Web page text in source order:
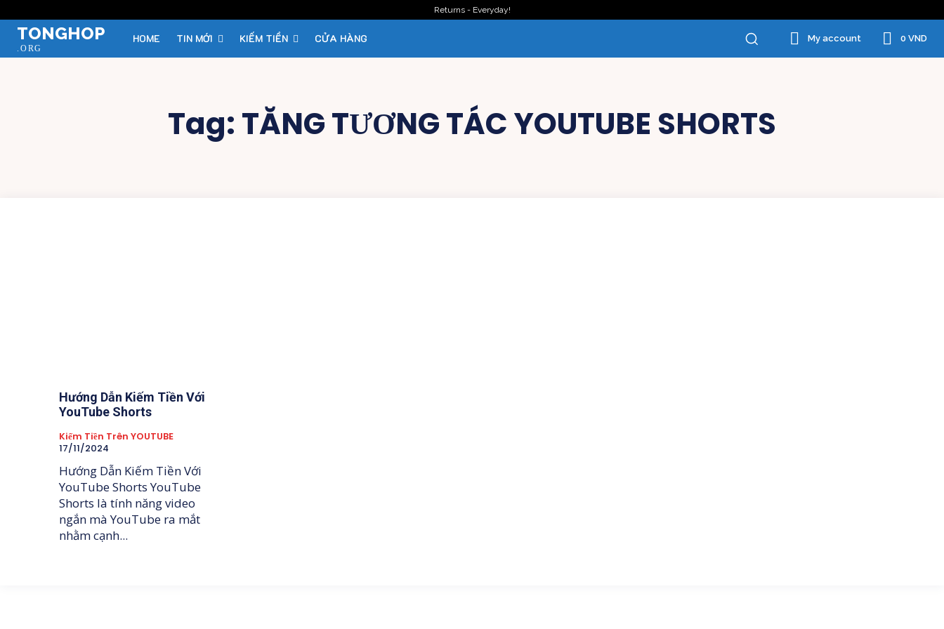
Returns - Everyday!
TONGHOP
.ORG
HOME TIN MỚI KIẾM TIỀN CỬA HÀNG My account 0 VND
Tag: TĂNG TƯƠNG TÁC YOUTUBE SHORTS
Hướng Dẫn Kiếm Tiền Với
YouTube Shorts
Kiếm Tiền Trên YOUTUBE
17/11/2024
Hướng Dẫn Kiếm Tiền Với
YouTube Shorts YouTube
Shorts là tính năng video
ngắn mà YouTube ra mắt
nhằm cạnh...